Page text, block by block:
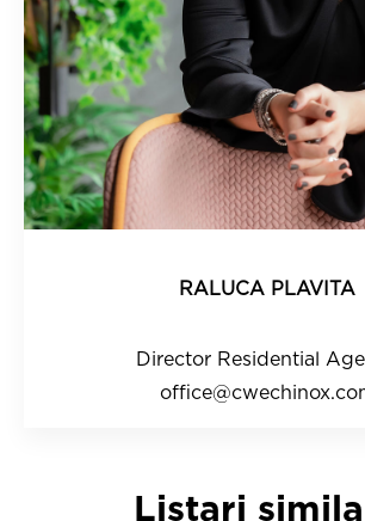
RALUCA PLAVITA
Director Residential
Listari